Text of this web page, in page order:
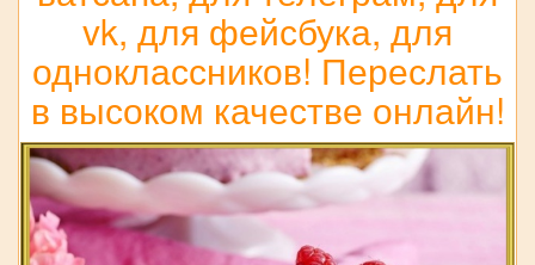
vk, для фейсбука, для
одноклассников! Переслать
в высоком качестве онлайн!